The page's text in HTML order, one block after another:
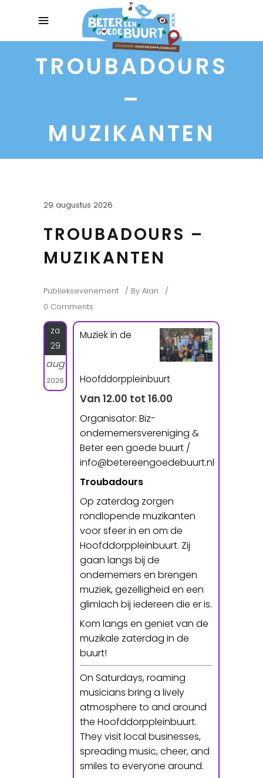
TROUBADOURS
–
MUZIKANTEN
29 augustus 2026
TROUBADOURS –
MUZIKANTEN
Publieksevenement By Alan
0 Comments
za
29
aug
2026
Muziek in de
Hoofddorppleinbuurt
Van 12.00 tot 16.00
Organisator: Biz-
ondernemersvereniging &
Beter een goede buurt /
info@betereengoedebuurt.nl
Troubadours
Op zaterdag zorgen
rondlopende muzikanten
voor sfeer in en om de
Hoofddorppleinbuurt. Zij
gaan langs bij de
ondernemers en brengen
muziek, gezelligheid en een
glimlach bij iedereen die er is.
Kom langs en geniet van de
muzikale zaterdag in de
buurt!
On Saturdays, roaming
musicians bring a lively
atmosphere to and around
the Hoofddorppleinbuurt.
They visit local businesses,
spreading music, cheer, and
smiles to everyone around.